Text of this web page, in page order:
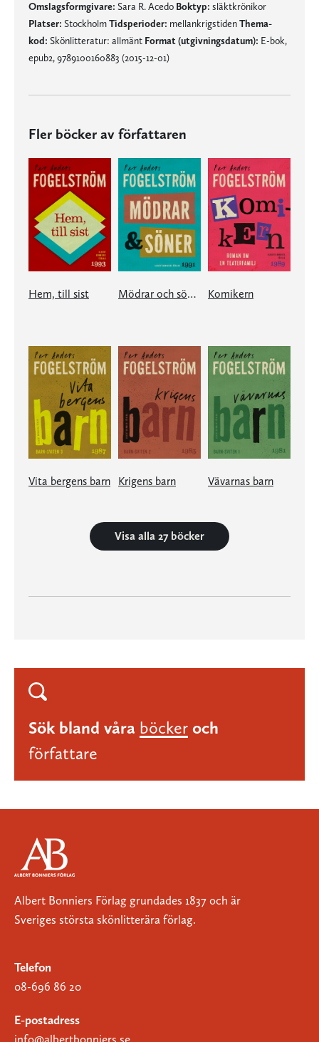
Omslagsformgivare: Sara R. Acedo Boktyp: släktkrönikor
Platser: StockholmTidsperioder: mellankrigstidenThema-
kod: Skönlitteratur: allmänt Format (utgivningsdatum): E-bok,
epub2, 9789100160883 (2015-12-01)
Fler böcker av författaren
Hem, till sist Mödrar och söner Komikern
Vita bergens barn Krigens barn Vävarnas barn
Visa alla 27 böcker
Sök bland våra böcker och
författare
Albert Bonniers Förlag grundades 1837 och är
Sveriges största skönlitterära förlag.
Telefon
08-696 86 20
E-postadress